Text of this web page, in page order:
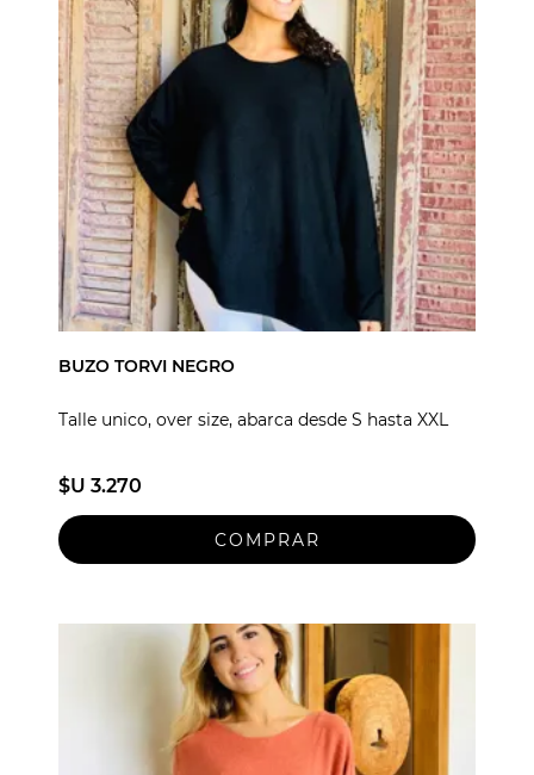
BUZO TORVI NEGRO
Talle unico, over size, abarca desde S hasta XXL
$U 3.270